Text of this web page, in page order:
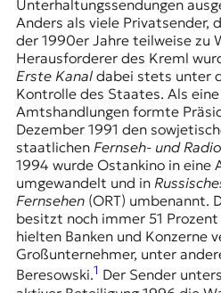
R
W
s
s
e
n
,
J
o
u
r
n
a
Unterhaltungssendungen
Anders als viele Privatsender,
der 1990er Jahre teilweise zu
Herausforderer des Kreml
Erste Kanal dabei stets unter
Kontrolle des Staates. Als
Amtshandlungen formte
Dezember 1991 den
staatlichen Fernseh- und
1994 wurde Ostankino in eine
umgewandelt und in
Fernsehen(ORT) umbenannt.
besitzt noch immer 51
hielten Banken und Konzerne
Großunternehmer, unter
Beresowski.1 Der Sender